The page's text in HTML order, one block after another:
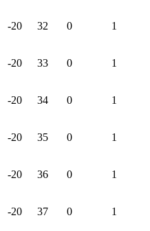
-20 32 0 1
-20 33 0 1
-20 34 0 1
-20 35 0 1
-20 36 0 1
-20 37 0 1